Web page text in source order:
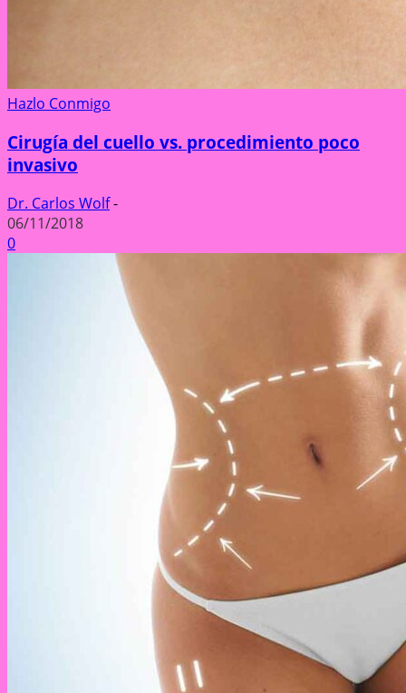
Hazlo Conmigo
Cirugía del cuello vs. procedimiento poco
invasivo
Dr. Carlos Wolf-
06/11/2018
0